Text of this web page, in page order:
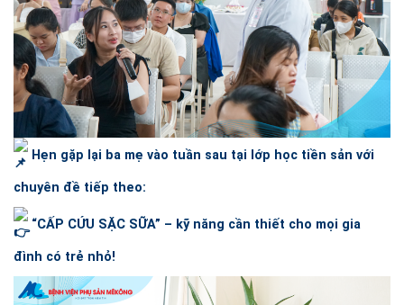
Hẹn gặp lại ba mẹ vào tuần sau tại lớp học tiền sản với
chuyên đề tiếp theo:
“CẤP CỨU SẶC SỮA” – kỹ năng cần thiết cho mọi gia
đình có trẻ nhỏ!